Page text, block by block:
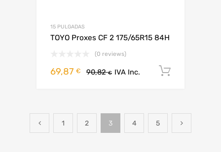
15 PULGADAS
TOYO Proxes CF 2 175/65R15 84H
(0 reviews)
90,82€
69,87 € IVA Inc.
1 2 3 4 5